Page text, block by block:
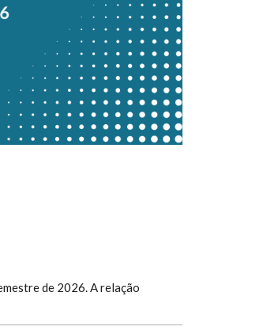
de 2026. A relação